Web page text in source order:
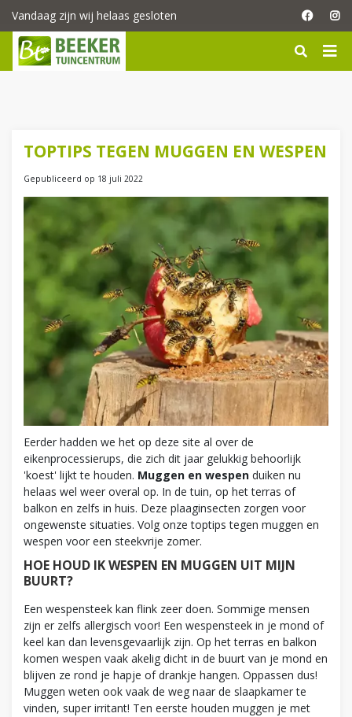
a
Vandaag zijn wij helaas gesloten
TOPTIPS TEGEN MUGGEN EN WESPEN
Gepubliceerd op 18 juli 2022
Eerder hadden we het op deze site al over de
eikenprocessierups, die zich dit jaar gelukkig behoorlijk
'koest' lijkt te houden. Muggen en wespen duiken nu
helaas wel weer overal op. In de tuin, op het terras of
balkon en zelfs in huis. Deze plaaginsecten zorgen voor
ongewenste situaties. Volg onze toptips tegen muggen en
wespen voor een steekvrije zomer.
HOE HOUD IK WESPEN EN MUGGEN UIT MIJN
BUURT?
Een wespensteek kan flink zeer doen. Sommige mensen
zijn er zelfs allergisch voor! Een wespensteek in je mond of
keel kan dan levensgevaarlijk zijn. Op het terras en balkon
komen wespen vaak akelig dicht in de buurt van je mond en
blijven ze rond je hapje of drankje hangen. Oppassen dus!
Muggen weten ook vaak de weg naar de slaapkamer te
vinden, super irritant! Ten eerste houden muggen je met